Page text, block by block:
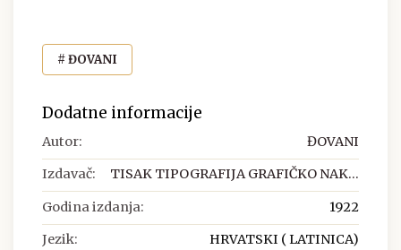
# ĐOVANI
Dodatne informacije
Autor: ĐOVANI
Izdavač: TISAK TIPOGRAFIJA GRAFIČKO NAK...
Godina izdanja: 1922
Jezik: HRVATSKI ( LATINICA)